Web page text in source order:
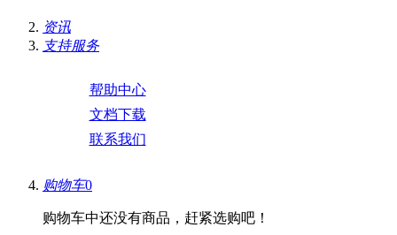
资讯
支持服务
帮助中心
文档下载
联系我们
购物车0
购物车中还没有商品，赶紧选购吧！